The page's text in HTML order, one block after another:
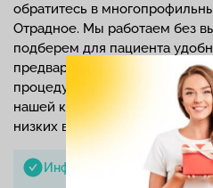
обратитесь в
Отрадное. Мы работаем без
подберем для пациента
предварительной
процедуры. Все указанные
нашей клинике, цены на
низких в столице.
Информация проверена